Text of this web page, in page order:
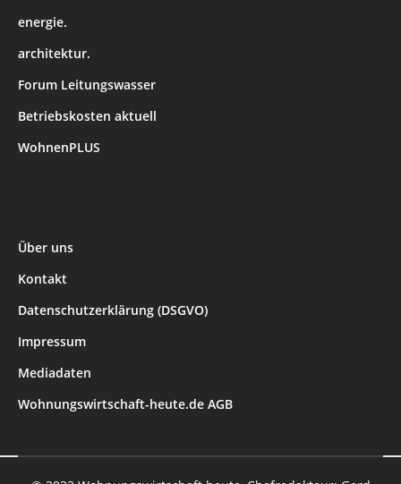
energie.
architektur.
Forum Leitungswasser
Betriebskosten aktuell
WohnenPLUS
Über uns
Kontakt
Datenschutzerklärung (DSGVO)
Impressum
Mediadaten
Wohnungswirtschaft-heute.de AGB